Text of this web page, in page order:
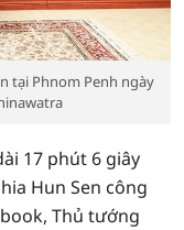
tại Phnom Penh ngày
17 phút 6 giây
Hun Sen công
Thủ tướng